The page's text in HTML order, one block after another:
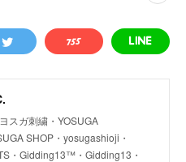
スガ刺繍・YOSUGA
SHOP・yosugashioji・
・Gidding13™・Gidding13・